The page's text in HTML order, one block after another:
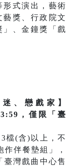
式演出，藝術
獎、行政院文
、金鐘獎「戲
、戀戲家】
，僅限「臺
檔(含)以上，不
伴餐墊組」，
灣戲曲中心售